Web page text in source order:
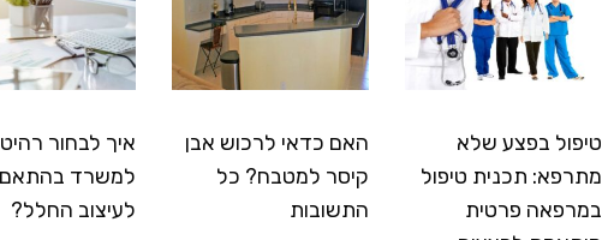
טיפול בפצע שלא
מתרפא: תכנית טיפול
במרפאה פרטית
האם כדאי לרכוש אבן
קיסר למטבח? כל
התשובות
איך לבחור
למשרד
לעיצוב החלל?